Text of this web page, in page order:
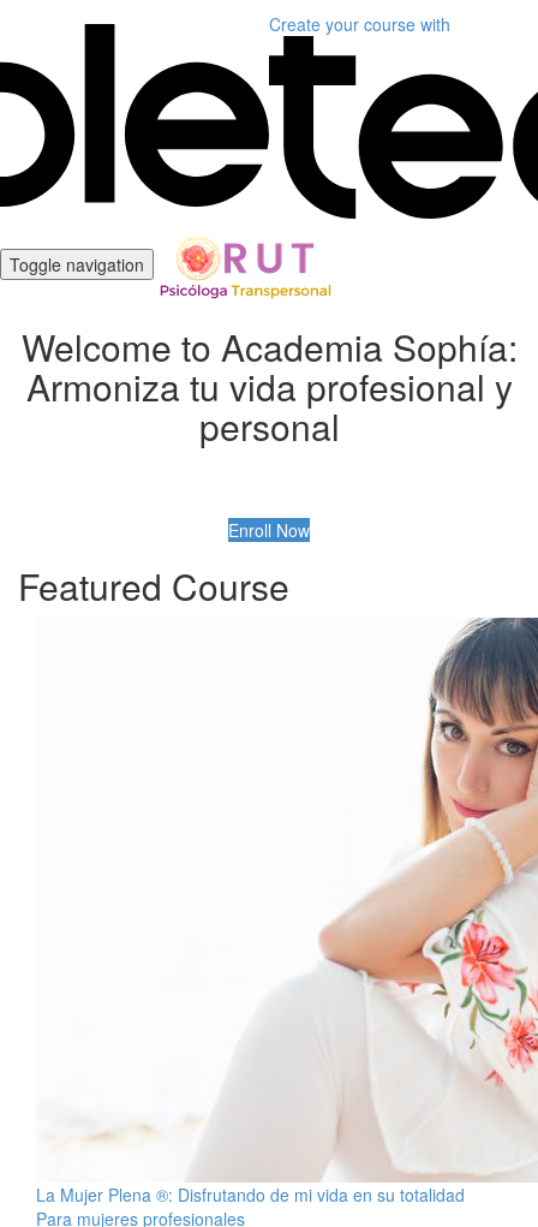
Create your course with
Toggle navigation
Welcome to Academia Sophía:
Armoniza tu vida profesional y
personal
Enroll Now
Featured Course
La Mujer Plena ®: Disfrutando de mi vida en su totalidad
Para mujeres profesionales